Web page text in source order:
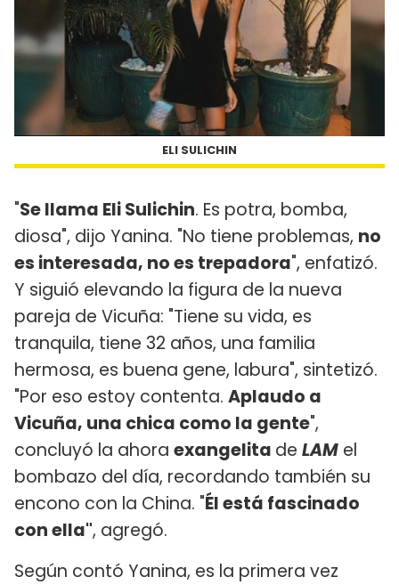
ELI SULICHIN
"Se llama Eli Sulichin. Es potra, bomba,
diosa", dijo Yanina. "No tiene problemas, no
es interesada, no es trepadora", enfatizó.
Y siguió elevando la figura de la nueva
pareja de Vicuña: "Tiene su vida, es
tranquila, tiene 32 años, una familia
hermosa, es buena gene, labura", sintetizó.
"Por eso estoy contenta. Aplaudo a
Vicuña, una chica como la gente",
concluyó la ahora exangelita de LAM el
bombazo del día, recordando también su
encono con la China. "Él está fascinado
con ella", agregó.
Según contó Yanina, es la primera vez